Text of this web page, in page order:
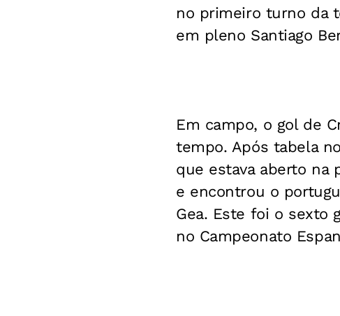
no primeiro turno da
em pleno Santiago
Em campo, o gol de
tempo. Após tabela
que estava aberto na
e encontrou o
Gea. Este foi o sexto
no Campeonato